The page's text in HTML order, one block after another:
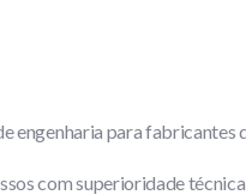
para fabricantes
com superioridade